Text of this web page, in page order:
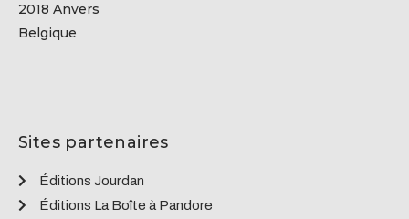
2018 Anvers
Belgique
Sites partenaires
Éditions Jourdan
Éditions La Boîte à Pandore